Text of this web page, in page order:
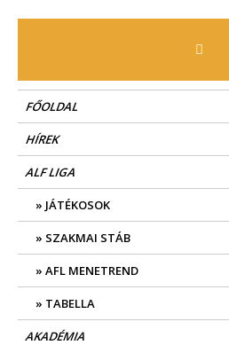
FŐOLDAL
HÍREK
ALF LIGA
JÁTÉKOSOK
SZAKMAI STÁB
AFL MENETREND
TABELLA
AKADÉMIA